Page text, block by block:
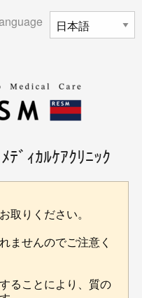
ﾞｨｶﾙｹｱｸﾘﾆｯｸ
取りください。
ませんのでご注意く
ることにより、質の